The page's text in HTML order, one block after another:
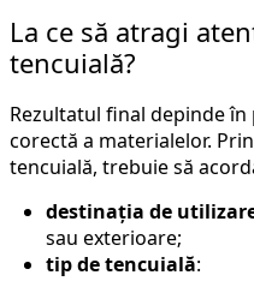
La ce să atragi
tencuială?
Rezultatul final depinde
corectă a materialelor.
tencuială, trebuie să
destinația de
sau exterioare;
tip de tencuială: